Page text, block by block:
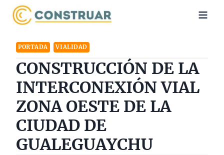
Saltar
PORTADA VIALIDAD
CONSTRUCCIÓN DE LA
INTERCONEXIÓN VIAL
ZONA OESTE DE LA
CIUDAD DE
GUALEGUAYCHU